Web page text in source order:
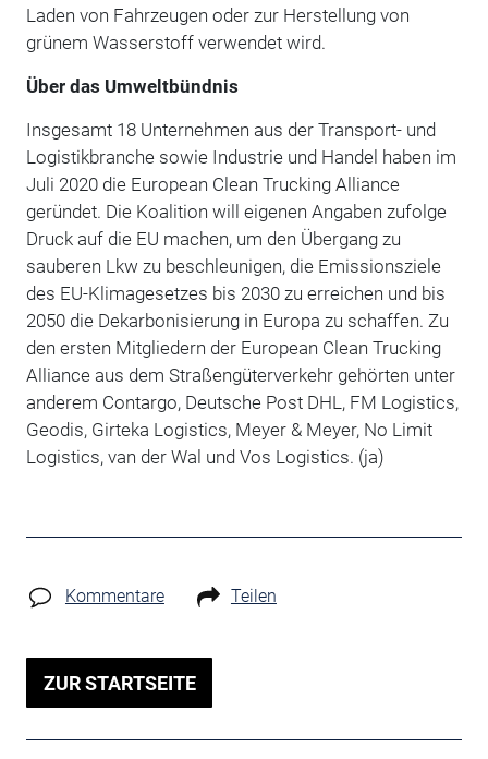
Laden von Fahrzeugen oder zur Herstellung von
grünem Wasserstoff verwendet wird.
Über das Umweltbündnis
Insgesamt 18 Unternehmen aus der Transport- und
Logistikbranche sowie Industrie und Handel haben im
Juli 2020 die European Clean Trucking Alliance
geründet. Die Koalition will eigenen Angaben zufolge
Druck auf die EU machen, um den Übergang zu
sauberen Lkw zu beschleunigen, die Emissionsziele
des EU-Klimagesetzes bis 2030 zu erreichen und bis
2050 die Dekarbonisierung in Europa zu schaffen. Zu
den ersten Mitgliedern der European Clean Trucking
Alliance aus dem Straßengüterverkehr gehörten unter
anderem Contargo, Deutsche Post DHL, FM Logistics,
Geodis, Girteka Logistics, Meyer & Meyer, No Limit
Logistics, van der Wal und Vos Logistics. (ja)
Kommentare Teilen
ZUR STARTSEITE